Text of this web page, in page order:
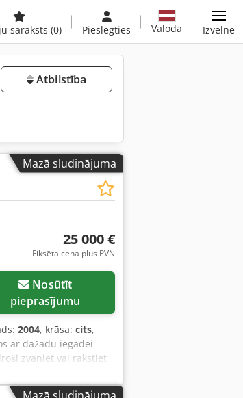
saraksts (0) Pieslēgties Valoda Izvēlne
Atbilstība
Mazā sludinājuma
25 000 €
Fiksēta cena plus PVN
pieprasījumu
2004, krāsa: cits,
ar dažādu iegādei
zvaniet vai rakstiet
Nepieciešami
atbalstu